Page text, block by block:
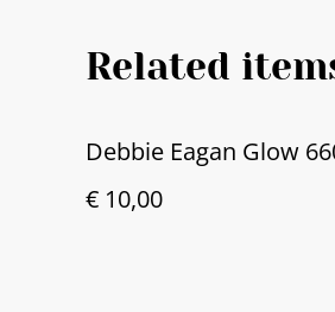
Related
Debbie Eagan Glow
€ 10,00